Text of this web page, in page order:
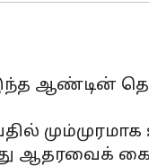
ஆண்டின்
மும்முரமாக
ஆதரவைக்